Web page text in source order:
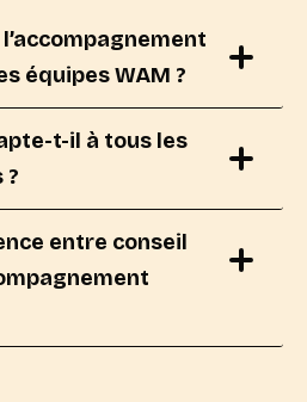
équipes WAM ?
t-il à tous les
?
entre conseil